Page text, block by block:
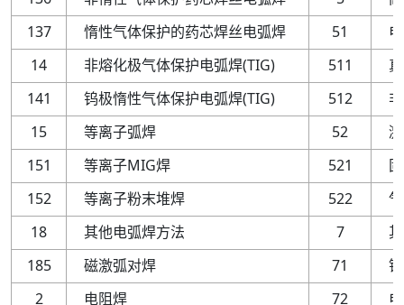
137
惰性气体保护的药芯焊丝电弧焊 51
14
非熔化极气体保护电弧焊(TIG) 511
141
钨极惰性气体保护电弧焊(TIG) 512
15
等离子弧焊 52
151
等离子MIG焊 521
152
等离子粉末堆焊 522
18
其他电弧焊方法 7
185
磁激弧对焊 71
2
电阻焊 72